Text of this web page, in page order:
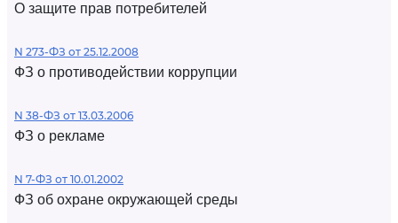
О защите прав потребителей
N 273-ФЗ от 25.12.2008
ФЗ о противодействии коррупции
N 38-ФЗ от 13.03.2006
ФЗ о рекламе
N 7-ФЗ от 10.01.2002
ФЗ об охране окружающей среды